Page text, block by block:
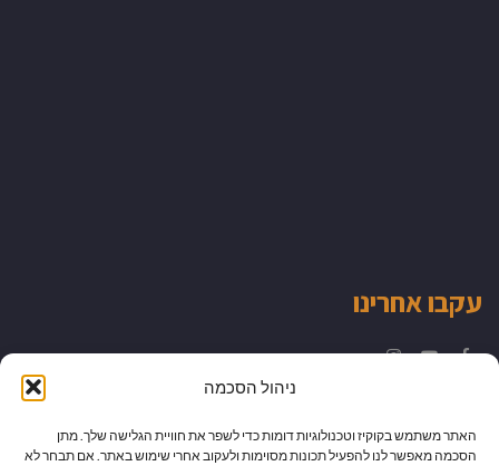
ניהול הסכמה
האתר משתמש בקוקיז וטכנולוגיות דומות כדי לשפר את חוויית הגלישה שלך. מתן
הסכמה מאפשר לנו להפעיל תכונות מסוימות ולעקוב אחרי שימוש באתר. אם תבחר לא
עקבו אחרינו